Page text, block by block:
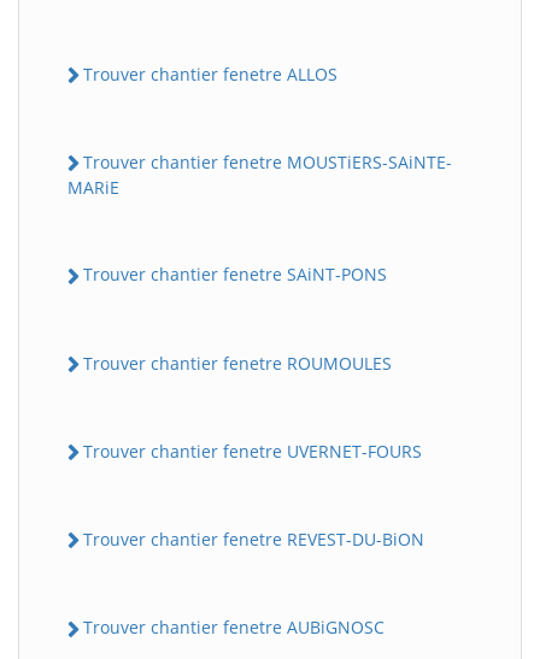
Trouver chantier fenetre ALLOS
Trouver chantier fenetre MOUSTiERS-SAiNTE-
MARiE
Trouver chantier fenetre SAiNT-PONS
Trouver chantier fenetre ROUMOULES
Trouver chantier fenetre UVERNET-FOURS
Trouver chantier fenetre REVEST-DU-BiON
Trouver chantier fenetre AUBiGNOSC